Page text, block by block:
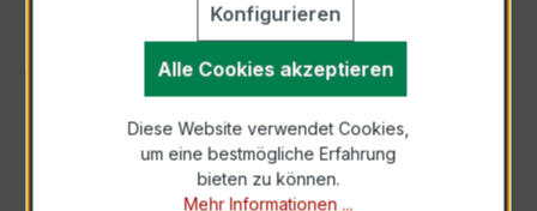
Der Verrechnungsstromwandler EASKD 31.8
3x250/5A 5VA Kl.0,5 ist ein kompakter,
hochpräziser Niederspannungs-Messwandler
Konfigurieren
Alle Cookies akzeptieren
Diese Website verwendet Cookies,
um eine bestmögliche Erfahrung
bieten zu können.
Mehr Informationen ...